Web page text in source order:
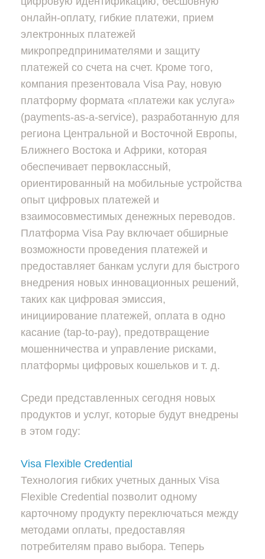
онлайн-оплату, гибкие платежи, прием
электронных платежей
микропредпринимателями и защиту
платежей со счета на счет. Кроме того,
компания презентовала Visa Pay, новую
платформу формата «платежи как услуга»
(payments-as-a-service), разработанную для
региона Центральной и Восточной Европы,
Ближнего Востока и Африки, которая
обеспечивает первоклассный,
ориентированный на мобильные устройства
опыт цифровых платежей и
взаимосовместимых денежных переводов.
Платформа Visa Pay включает обширные
возможности проведения платежей и
предоставляет банкам услуги для быстрого
внедрения новых инновационных решений,
таких как цифровая эмиссия,
инициирование платежей, оплата в одно
касание (tap-to-pay), предотвращение
мошенничества и управление рисками,
платформы цифровых кошельков и т. д.
Среди представленных сегодня новых
продуктов и услуг, которые будут внедрены
в этом году:
Visa Flexible Credential
Технология гибких учетных данных Visa
Flexible Credential позволит одному
карточному продукту переключаться между
методами оплаты, предоставляя
потребителям право выбора. Теперь